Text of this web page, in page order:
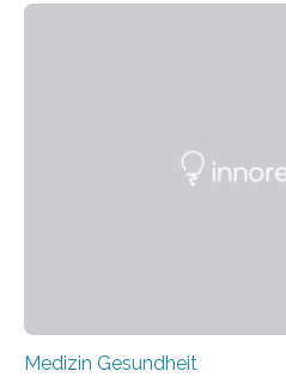
Medizin Gesundheit